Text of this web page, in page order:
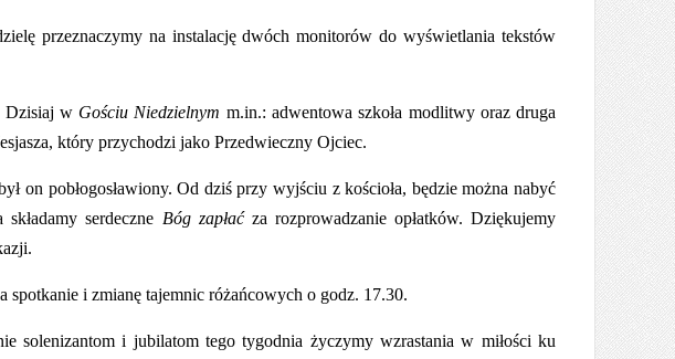
przeznaczymy na instalację dwóch monitorów do wyświetlania tekstów
Dzisiaj w Gościu Niedzielnym m.in.: adwentowa szkoła modlitwy oraz druga
który przychodzi jako Przedwieczny Ojciec.
on pobłogosławiony. Od dziś przy wyjściu z kościoła, będzie można nabyć
serdeczne Bóg zapłaćza rozprowadzanie opłatków. Dziękujemy
i zmianę tajemnic różańcowych o godz. 17.30.
solenizantom i jubilatom tego tygodnia życzymy wzrastania w miłości ku